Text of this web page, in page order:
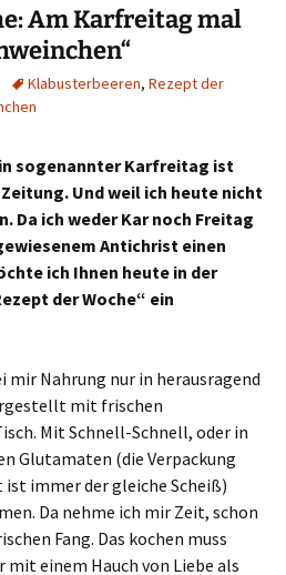
Am Karfreitag mal
Klabusterbeeren, Rezept der
sogenannter Karfreitag ist
Und weil ich heute nicht
Da ich weder Kar noch Freitag
Antichrist einen
ich Ihnen heute in der
der Woche“ ein
mir Nahrung nur in herausragend
mit frischen
Mit Schnell-Schnell, oder in
Glutamaten (die Verpackung
immer der gleiche Scheiß)
Da nehme ich mir Zeit, schon
Fang. Das kochen muss
einem Hauch von Liebe als